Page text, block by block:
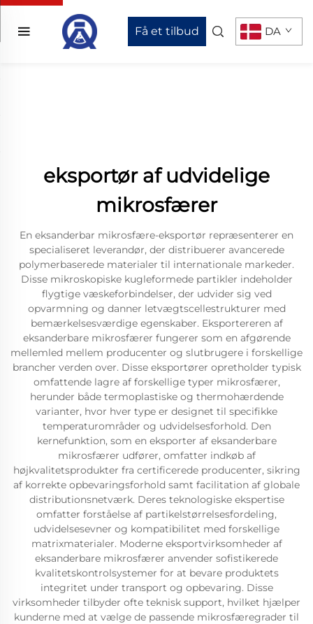
Få et tilbud DA
eksportør af udvidelige
mikrosfærer
En eksanderbar mikrosfære-eksportør repræsenterer en
specialiseret leverandør, der distribuerer avancerede
polymerbaserede materialer til internationale markeder.
Disse mikroskopiske kugleformede partikler indeholder
flygtige væskeforbindelser, der udvider sig ved
opvarmning og danner letvægtscellestrukturer med
bemærkelsesværdige egenskaber. Eksportereren af
eksanderbare mikrosfærer fungerer som en afgørende
mellemled mellem producenter og slutbrugere i forskellige
brancher verden over. Disse eksportører opretholder typisk
omfattende lagre af forskellige typer mikrosfærer,
herunder både termoplastiske og thermohærdende
varianter, hvor hver type er designet til specifikke
temperaturområder og udvidelsesforhold. Den
kernefunktion, som en eksporter af eksanderbare
mikrosfærer udfører, omfatter indkøb af
højkvalitetsprodukter fra certificerede producenter, sikring
af korrekte opbevaringsforhold samt facilitation af globale
distributionsnetværk. Deres teknologiske ekspertise
omfatter forståelse af partikelstørrelsesfordeling,
udvidelsesevner og kompatibilitet med forskellige
matrixmaterialer. Moderne eksportvirksomheder af
eksanderbare mikrosfærer anvender sofistikerede
kvalitetskontrolsystemer for at bevare produktets
integritet under transport og opbevaring. Disse
virksomheder tilbyder ofte teknisk support, hvilket hjælper
kunderne med at vælge de passende mikrosfæregrader til